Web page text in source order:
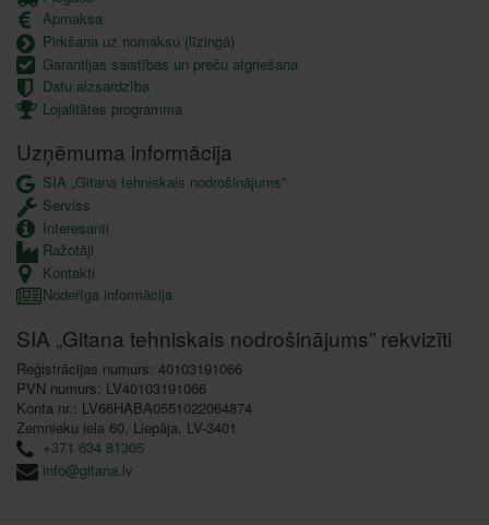
Apmaksa
Pirkšana uz nomaksu (līzingā)
Garantijas saistības un preču atgriešana
Datu aizsardzība
Lojalitātes programma
Uzņēmuma informācija
SIA „Gitana tehniskais nodrošinājums”
Serviss
Interesanti
Ražotāji
Kontakti
Noderīga informācija
SIA „Gitana tehniskais nodrošinājums” rekvizīti
Reģistrācijas numurs: 40103191066
PVN numurs: LV40103191066
Konta nr.: LV66HABA0551022064874
Zemnieku iela 60, Liepāja, LV-3401
+371 634 81305
info@gitana.lv